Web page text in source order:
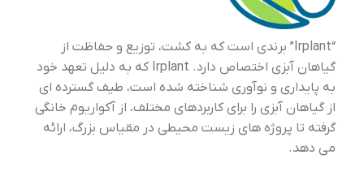
“Irplant” برندی است که به کشت، توزیع و حفاظت از
گیاهان آبزی اختصاص دارد. Irplant که به دلیل تعهد خود
به پایداری و نوآوری شناخته شده است، طیف گسترده ای
از گیاهان آبزی را برای کاربردهای مختلف، از آکواریوم خانگی
گرفته تا پروژه های زیست محیطی در مقیاس بزرگ، ارائه
می دهد.